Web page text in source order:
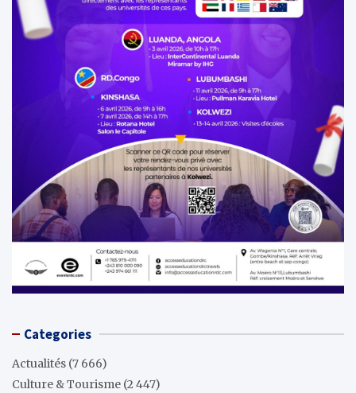
Categories
Actualités (7 666)
Culture & Tourisme (2 447)